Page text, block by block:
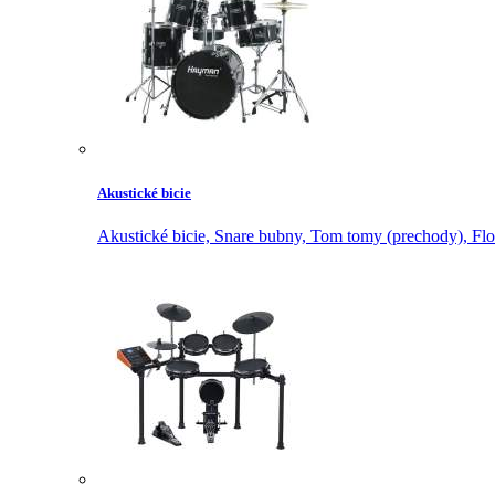
Akustické bicie
Akustické bicie, Snare bubny, Tom tomy (prechody),